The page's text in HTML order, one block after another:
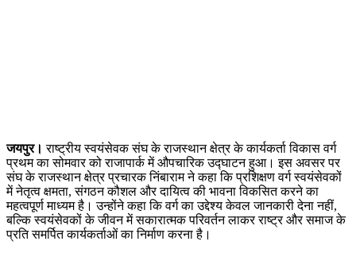
जयपुर। राष्ट्रीय स्वयंसेवक संघ के राजस्थान क्षेत्र के कार्यकर्ता विकास वर्ग
प्रथम का सोमवार को राजापार्क में औपचारिक उद्घाटन हुआ। इस अवसर पर
संघ के राजस्थान क्षेत्र प्रचारक निंबाराम ने कहा कि प्रशिक्षण वर्ग स्वयंसेवकों
में नेतृत्व क्षमता, संगठन कौशल और दायित्व की भावना विकसित करने का
महत्वपूर्ण माध्यम है। उन्होंने कहा कि वर्ग का उद्देश्य केवल जानकारी देना नहीं,
बल्कि स्वयंसेवकों के जीवन में सकारात्मक परिवर्तन लाकर राष्ट्र और समाज के
प्रति समर्पित कार्यकर्ताओं का निर्माण करना है।